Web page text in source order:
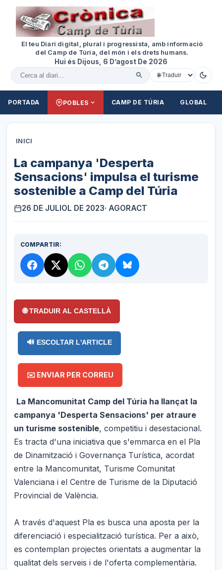
El teu Diari digital, plural i progressista, amb informació
del Camp de Túria, del món i els drets humans.
Hui és Dijous, 6 D’agost De 2026
Cercar al diari
PORTADA POBLES CAMP DE TÚRIA GLOBAL
INICI
La campanya 'Desperta
Sensacions' impulsa el turisme
sostenible a Camp del Túria
26 DE JULIOL DE 2023· AGORACT
COMPARTIR:
🌐 TRADUIR AL CASTELLÀ
🔊 ESCOLTAR L'ARTICLE
✉️ ENVIAR PER CORREU
La Mancomunitat Camp del Túria ha llançat la
campanya 'Desperta Sensacions' per atraure
un turisme sostenible, competitiu i desestacional.
Es tracta d'una iniciativa que s'emmarca en el Pla
de Dinamització i Governança Turística, acordat
entre la Mancomunitat, Turisme Comunitat
Valenciana i el Centre de Turisme de la Diputació
Provincial de València.
A través d'aquest Pla es busca una aposta per la
diferenciació i especialització turística. Per a això,
es contemplan projectes orientats a augmentar la
qualitat dels serveis i de l'oferta complementària.